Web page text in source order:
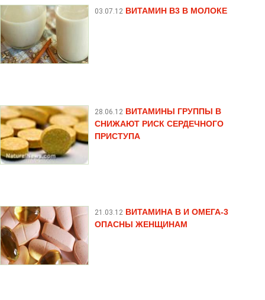
03.07.12 ВИТАМИН B3 В МОЛОКЕ
28.06.12 ВИТАМИНЫ ГРУППЫ В
СНИЖАЮТ РИСК СЕРДЕЧНОГО
ПРИСТУПА
21.03.12 ВИТАМИНА В И ОМЕГА-3
ОПАСНЫ ЖЕНЩИНАМ